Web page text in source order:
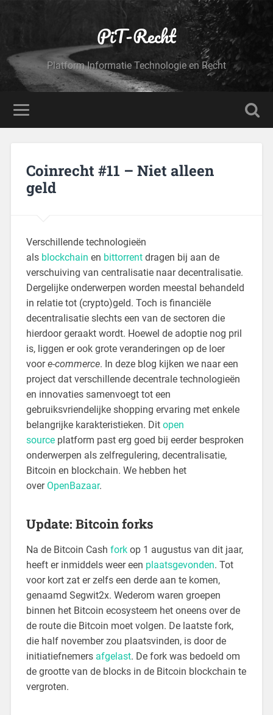
PiT-Recht
Platform Informatie Technologie en Recht
Coinrecht #11 – Niet alleen
geld
Verschillende technologieën
als blockchain en bittorrentdragen bij aan de
verschuiving van centralisatie naar decentralisatie.
Dergelijke onderwerpen worden meestal behandeld
in relatie tot (crypto)geld. Toch is financiële
decentralisatie slechts een van de sectoren die
hierdoor geraakt wordt. Hoewel de adoptie nog pril
is, liggen er ook grote veranderingen op de loer
voore-commerce. In deze blog kijken we naar een
project dat verschillende decentrale technologieën
en innovaties samenvoegt tot een
gebruiksvriendelijke shopping ervaring met enkele
belangrijke karakteristieken. Dit open
sourceplatform past erg goed bij eerder besproken
onderwerpen als zelfregulering, decentralisatie,
Bitcoin en blockchain. We hebben het
over OpenBazaar.
Update: Bitcoin forks
Na de Bitcoin Cash forkop 1 augustus van dit jaar,
heeft er inmiddels weer een plaatsgevonden. Tot
voor kort zat er zelfs een derde aan te komen,
genaamd Segwit2x. Wederom waren groepen
binnen het Bitcoin ecosysteem het oneens over de
de route die Bitcoin moet volgen. De laatste fork,
die half november zou plaatsvinden, is door de
initiatiefnemers afgelast. De fork was bedoeld om
de grootte van de blocks in de Bitcoin blockchain te
vergroten.